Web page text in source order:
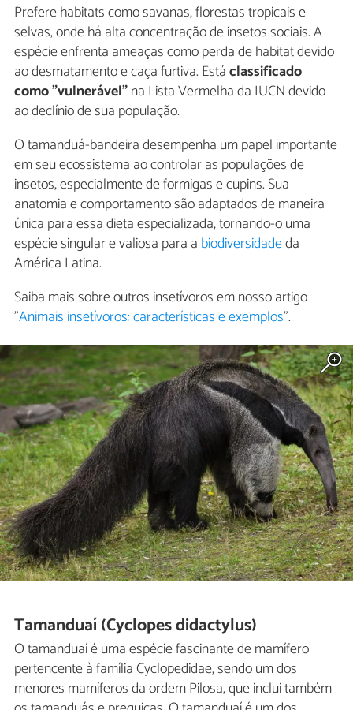
Prefere habitats como savanas, florestas tropicais e
selvas, onde há alta concentração de insetos sociais. A
espécie enfrenta ameaças como perda de habitat devido
ao desmatamento e caça furtiva. Estáclassificado
como "vulnerável"na Lista Vermelha da IUCN devido
ao declínio de sua população.
O tamanduá-bandeira desempenha um papel importante
em seu ecossistema ao controlar as populações de
insetos, especialmente de formigas e cupins. Sua
anatomia e comportamento são adaptados de maneira
única para essa dieta especializada, tornando-o uma
espécie singular e valiosa para a biodiversidadeda
América Latina.
Saiba mais sobre outros insetívoros em nosso artigo
"Animais insetívoros: características e exemplos".
Tamanduaí (Cyclopes didactylus)
O tamanduaí é uma espécie fascinante de mamífero
pertencente à família Cyclopedidae, sendo um dos
menores mamíferos da ordem Pilosa, que inclui também